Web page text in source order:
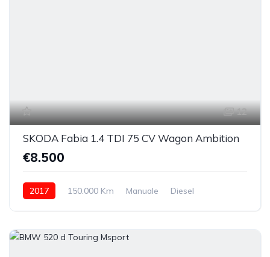
12
SKODA Fabia 1.4 TDI 75 CV Wagon Ambition
€8.500
2017 150.000 Km Manuale
Diesel